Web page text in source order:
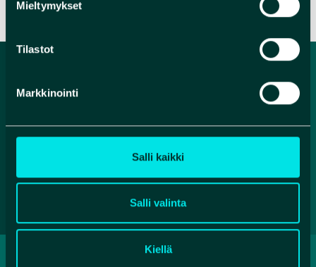
Mieltymykset
Tilastot
Markkinointi
Salli kaikki
Salli valinta
Kiellä